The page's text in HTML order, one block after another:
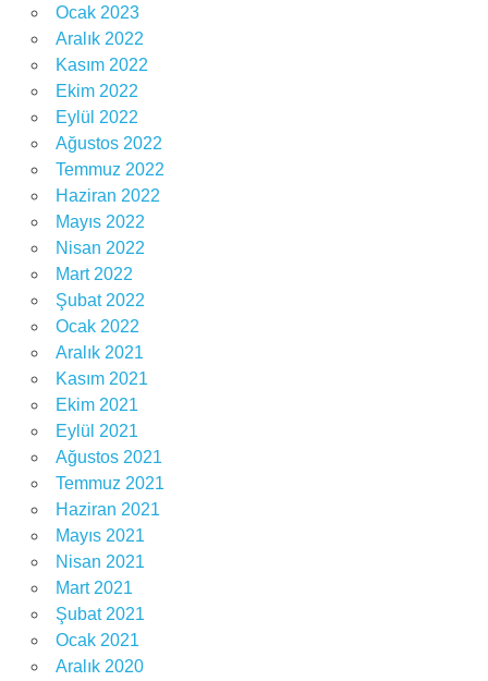
Ocak 2023
Aralık 2022
Kasım 2022
Ekim 2022
Eylül 2022
Ağustos 2022
Temmuz 2022
Haziran 2022
Mayıs 2022
Nisan 2022
Mart 2022
Şubat 2022
Ocak 2022
Aralık 2021
Kasım 2021
Ekim 2021
Eylül 2021
Ağustos 2021
Temmuz 2021
Haziran 2021
Mayıs 2021
Nisan 2021
Mart 2021
Şubat 2021
Ocak 2021
Aralık 2020